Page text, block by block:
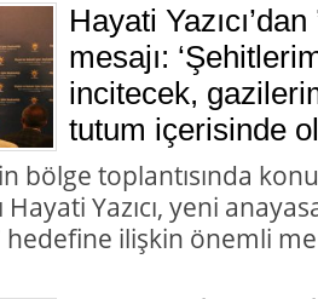
Hayati
mesajı:
incitecek,
tutum içerisinde
bölge toplantısında
Hayati Yazıcı, yeni
ilişkin önemli